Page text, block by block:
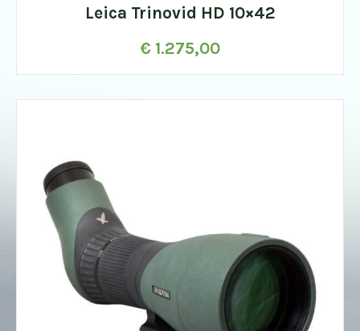
Leica Trinovid HD 10×42
€ 1.275,00